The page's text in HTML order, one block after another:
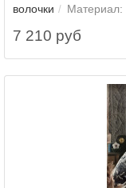
волочки
Материал:
7 210 руб